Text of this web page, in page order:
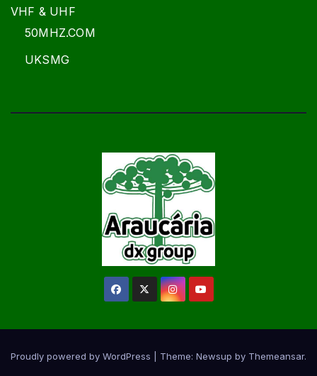
VHF & UHF
50MHZ.COM
UKSMG
Proudly powered by WordPress Theme: Newsup by Themeansar.